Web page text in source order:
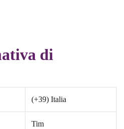
di
(+39) Italia
Tim